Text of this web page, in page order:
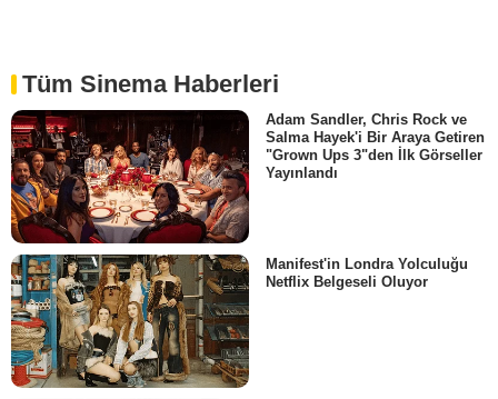
Tüm Sinema Haberleri
Adam Sandler, Chris Rock ve
Salma Hayek'i Bir Araya Getiren
"Grown Ups 3"den İlk Görseller
Yayınlandı
Manifest'in Londra Yolculuğu
Netflix Belgeseli Oluyor